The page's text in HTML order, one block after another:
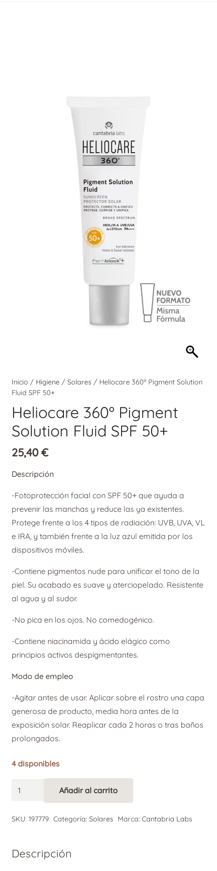
Inicio / Higiene / Solares / Heliocare 360º Pigment Solution
Fluid SPF 50+
Heliocare 360º Pigment
Solution Fluid SPF 50+
25,40€
Descripción
-Fotoprotección facial con SPF 50+ que ayuda a
prevenir las manchas y reduce las ya existentes.
Protege frente a los 4 tipos de radiación: UVB, UVA, VL
e IRA, y también frente a la luz azul emitida por los
dispositivos móviles.
-Contiene pigmentos nude para unificar el tono de la
piel. Su acabado es suave y aterciopelado. Resistente
al agua y al sudor.
-No pica en los ojos. No comedogénico.
-Contiene niacinamida y ácido elágico como
principios activos despigmentantes.
Modo de empleo
-Agitar antes de usar. Aplicar sobre el rostro una capa
generosa de producto, media hora antes de la
exposición solar. Reaplicar cada 2 horas o tras baños
prolongados.
4 disponibles
Heliocare
SPF
Añadir al carrito
SKU: 197779 Categoría: Solares Marca: Cantabria Labs
Descripción